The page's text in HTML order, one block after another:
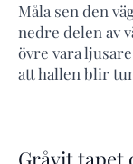
Måla sen den
nedre delen av
övre vara
att hallen blir